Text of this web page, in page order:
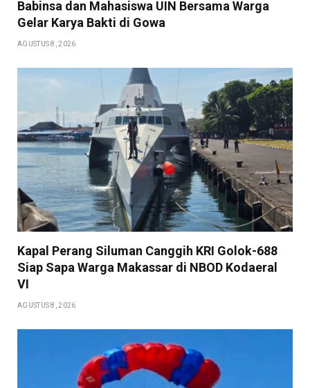
Babinsa dan Mahasiswa UIN Bersama Warga
Gelar Karya Bakti di Gowa
AGUSTUS 8, 2026
Kapal Perang Siluman Canggih KRI Golok-688
Siap Sapa Warga Makassar di NBOD Kodaeral
VI
AGUSTUS 8, 2026